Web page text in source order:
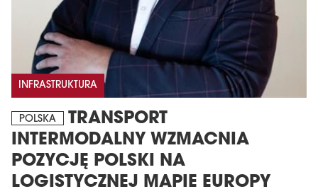
INFRASTRUKTURA
POLSKA
TRANSPORT
INTERMODALNY WZMACNIA
POZYCJĘ POLSKI NA
LOGISTYCZNEJ MAPIE EUROPY